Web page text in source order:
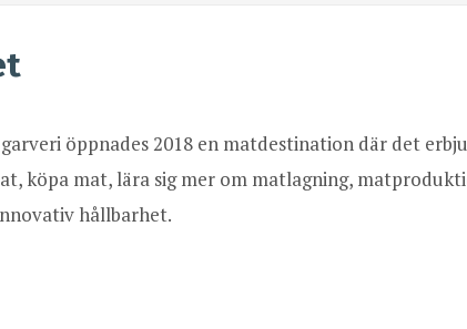
öppnades 2018 en matdestination där det
köpa mat, lära sig mer om matlagning,
hållbarhet.